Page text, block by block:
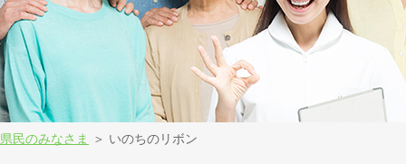
県民のみなさま ＞ いのちのリボン